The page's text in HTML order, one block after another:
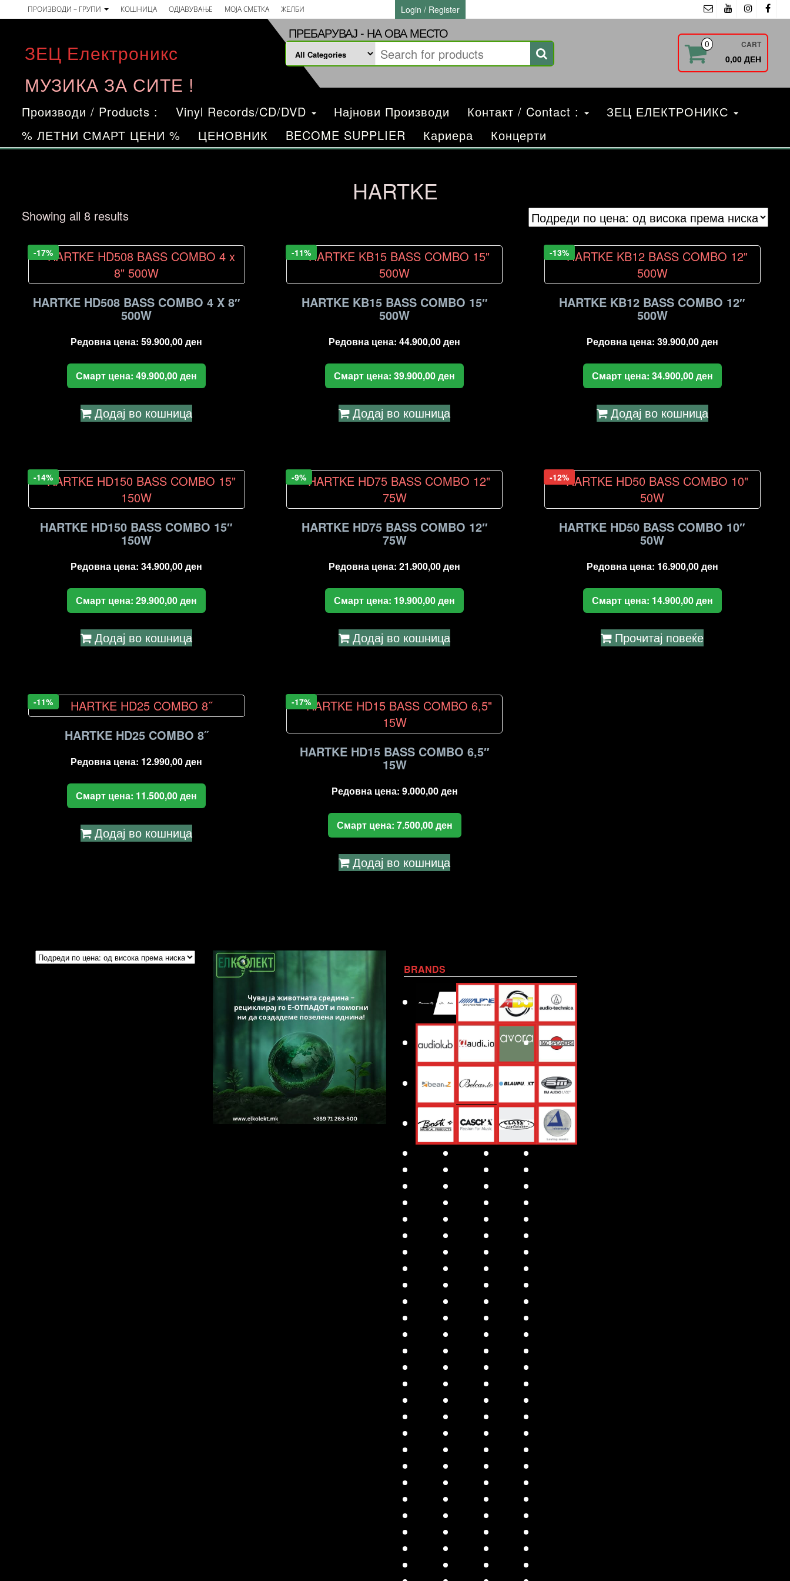
to
content
ПРОИЗВОДИ – ГРУПИ КОШНИЦА ОДЈАВУВАЊЕ МОЈА СМЕТКА ЖЕЛБИ Login / Register
ЗЕЦ Електроникс
МУЗИКА ЗА СИТЕ !
ПРЕБАРУВАЈ - НА ОВА МЕСТО
0 CART
0,00 ДЕН
Производи / Products : Vinyl Records/CD/DVD Најнови Производи Контакт / Contact :
ЗЕЦ ЕЛЕКТРОНИКС
% ЛЕТНИ СМАРТ ЦЕНИ %
ЦЕНОВНИК BECOME SUPPLIER Кариера Концерти
HARTKE
Showing all 8 resultsSorted
price:
high
to
low
-17%
HARTKE HD508 BASS COMBO 4 X 8″
500W
Редовна цена:59.900,00ден
Смарт цена:49.900,00ден
Додај во кошница
-11%
HARTKE KB15 BASS COMBO 15″
500W
Редовна цена:44.900,00ден
Смарт цена:39.900,00ден
Додај во кошница
-13%
HARTKE KB12 BASS COMBO 12″
500W
Редовна цена: 39.900,00ден
Смарт цена: 34.900,00ден
Додај во кошница
-14%
HARTKE HD150 BASS COMBO 15″
150W
Редовна цена:34.900,00ден
Смарт цена:29.900,00ден
Додај во кошница
-9%
HARTKE HD75 BASS COMBO 12″
75W
Редовна цена:21.900,00ден
Смарт цена: 19.900,00ден
Додај во кошница
-12%
HARTKE HD50 BASS COMBO 10″
50W
Редовна цена: 16.900,00ден
Смарт цена: 14.900,00ден
Прочитај повеќе
-11%
HARTKE HD25 COMBO 8˝
Редовна цена: 12.990,00ден
Смарт цена: 11.500,00ден
Додај во кошница
-17%
HARTKE HD15 BASS COMBO 6,5″
15W
Редовна цена: 9.000,00ден
Смарт цена: 7.500,00ден
Додај во кошница
BRANDS